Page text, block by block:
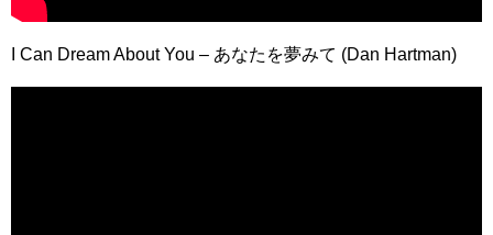
I Can Dream About You – あなたを夢みて (Dan Hartman)